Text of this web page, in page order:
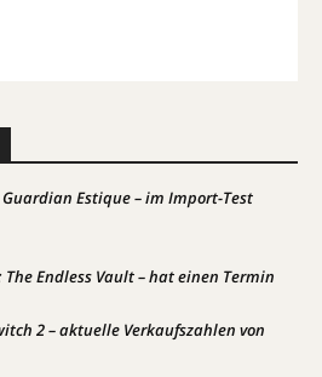
Estique – im Import-Test
Endless Vault – hat einen Termin
2 – aktuelle Verkaufszahlen von